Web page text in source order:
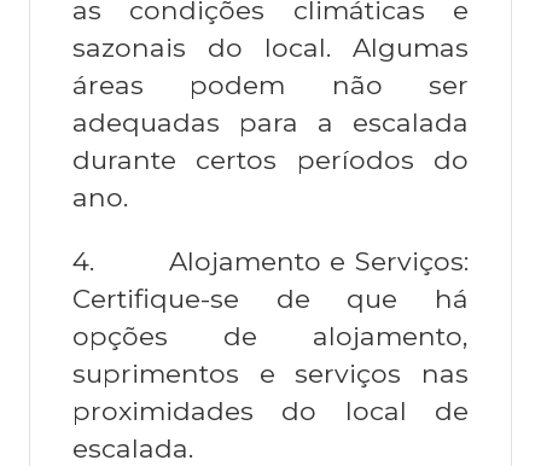
as condições climáticas e
sazonais do local. Algumas
áreas podem não ser
adequadas para a escalada
durante certos períodos do
ano.
4.
Alojamento e Serviços:
Certifique-se de que há
opções de alojamento,
suprimentos e serviços nas
proximidades do local de
escalada.